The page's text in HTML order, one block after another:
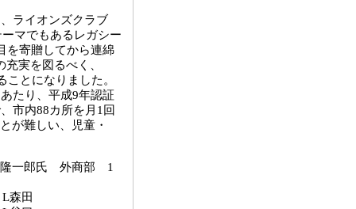
ライオンズクラブ
マでもあるレガシー
を寄贈してから連綿
実を図るべく、
とになりました。
たり、平成9年認証
市内88カ所を月1回
が難しい、児童・
一郎氏 外商部 1
森田